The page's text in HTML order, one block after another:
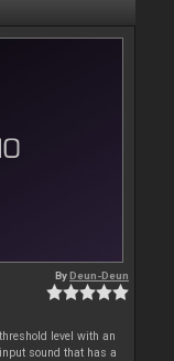
ByDeun-Deun
level with an
sound that has a